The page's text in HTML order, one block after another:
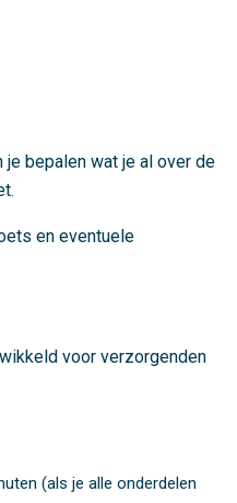
bepalen wat je al over de
en eventuele
voor verzorgenden
(als je alle onderdelen